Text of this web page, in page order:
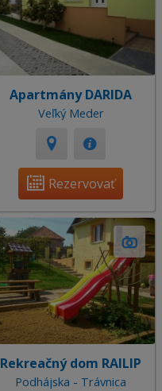
Apartmány DARIDA
Veľký Meder
Rezervovať
Rekreačný dom RAILIP
Podhájska - Trávnica